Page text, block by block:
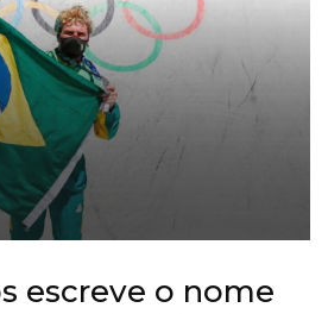
escreve o nome